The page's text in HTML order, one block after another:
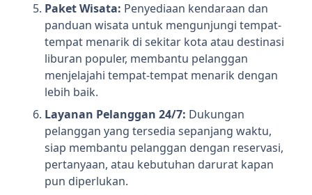
Paket Wisata: Penyediaan kendaraan dan
panduan wisata untuk mengunjungi tempat-
tempat menarik di sekitar kota atau destinasi
liburan populer, membantu pelanggan
menjelajahi tempat-tempat menarik dengan
lebih baik.
Layanan Pelanggan 24/7: Dukungan
pelanggan yang tersedia sepanjang waktu,
siap membantu pelanggan dengan reservasi,
pertanyaan, atau kebutuhan darurat kapan
pun diperlukan.